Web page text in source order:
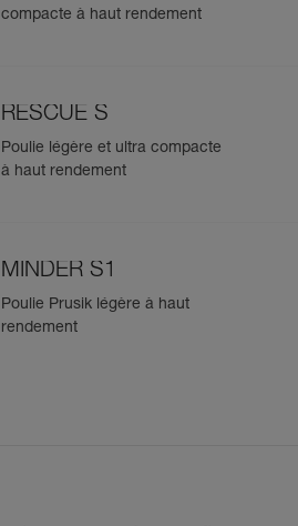
compacte à haut rendement
RESCUE S
Poulie légère et ultra compacte
à haut rendement
MINDER S1
Poulie Prusik légère à haut
rendement